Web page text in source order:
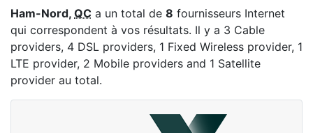
Ham-Nord, QC a un total de 8 fournisseurs Internet
qui correspondent à vos résultats. Il y a 3 Cable
providers, 4 DSL providers, 1 Fixed Wireless provider, 1
LTE provider, 2 Mobile providers and 1 Satellite
provider au total.